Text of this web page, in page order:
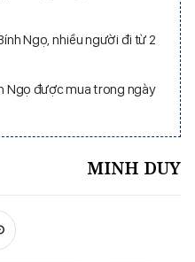
Ngọ, nhiều người đi từ 2
Ngọ được mua trong ngày
MINH DUY